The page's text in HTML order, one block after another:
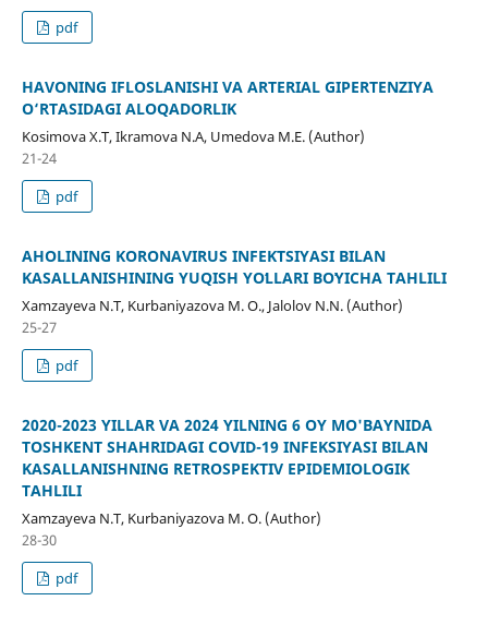
pdf
HAVONING IFLOSLANISHI VA ARTERIAL GIPERTENZIYA
O‘RTASIDAGI ALOQADORLIK
Kosimova X.T, Ikramova N.A, Umedova M.E. (Author)
21-24
pdf
AHOLINING KORONAVIRUS INFEKTSIYASI BILAN
KASALLANISHINING YUQISH YOʻLLARI BOʻYICHA TAHLILI
Xamzayeva N.T, Kurbaniyazova M. O., Jalolov N.N. (Author)
25-27
pdf
2020-2023 YILLAR VA 2024 YILNING 6 OY MO'BAYNIDA
TOSHKENT SHAHRIDAGI COVID-19 INFEKSIYASI BILAN
KASALLANISHNING RETROSPEKTIV EPIDEMIOLOGIK
TAHLILI
Xamzayeva N.T, Kurbaniyazova M. O. (Author)
28-30
pdf